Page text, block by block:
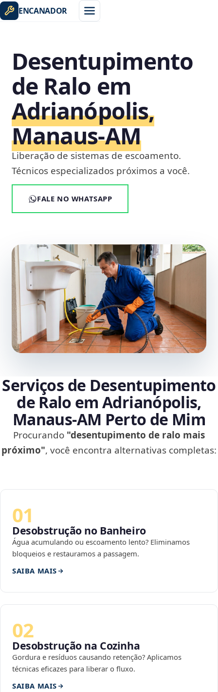
ENCANADOR
Desentupimento
de Ralo em
Adrianópolis,
Manaus‑AM
Liberação de sistemas de escoamento.
Técnicos especializados próximos a você.
FALE NO WHATSAPP
Serviços de Desentupimento
de Ralo em Adrianópolis,
Manaus‑AM Perto de Mim
Procurando "desentupimento de ralo mais
próximo", você encontra alternativas completas:
01
Desobstrução no Banheiro
Água acumulando ou escoamento lento? Eliminamos
bloqueios e restauramos a passagem.
SAIBA MAIS
02
Desobstrução na Cozinha
Gordura e resíduos causando retenção? Aplicamos
técnicas eficazes para liberar o fluxo.
SAIBA MAIS